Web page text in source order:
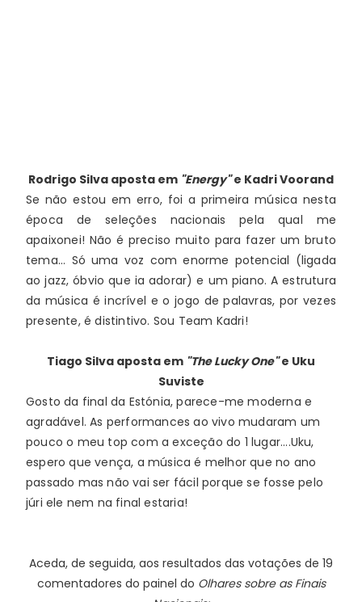
Rodrigo Silva aposta em "Energy"e Kadri Voorand
Se não estou em erro, foi a primeira música nesta
época de seleções nacionais pela qual me
apaixonei! Não é preciso muito para fazer um bruto
tema... Só uma voz com enorme potencial (ligada
ao jazz, óbvio que ia adorar) e um piano. A estrutura
da música é incrível e o jogo de palavras, por vezes
presente, é distintivo. Sou Team Kadri!
Tiago Silva aposta em "The Lucky One"e Uku
Suviste
Gosto da final da Estónia, parece-me moderna e
agradável. As performances ao vivo mudaram um
pouco o meu top com a exceção do 1 lugar....Uku,
espero que vença, a música é melhor que no ano
passado mas não vai ser fácil porque se fosse pelo
júri ele nem na final estaria!
Aceda, de seguida, aos resultados das votações de 19
comentadores do painel do Olhares sobre as Finais